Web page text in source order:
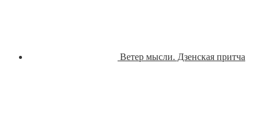
Ветер мысли. Дзенская притча